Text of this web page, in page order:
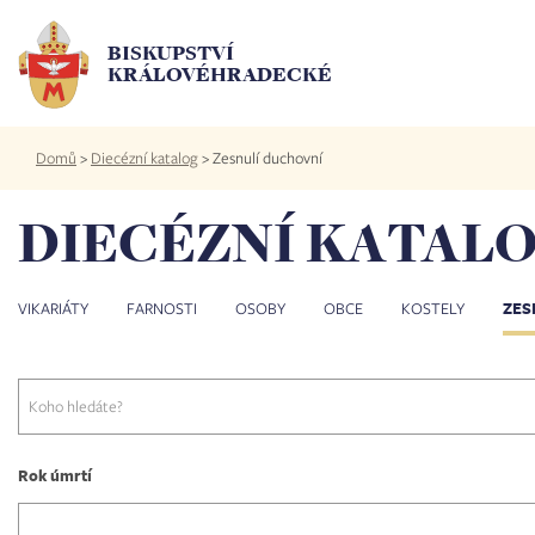
hlavnímu
obsahu
BISKUPSTVÍ
KRÁLOVÉHRADECKÉ
Drobečková
navigace
Domů > Diecézní katalog>Zesnulí duchovní
DIECÉZNÍ
VIKARIÁTY FARNOSTI OSOBY OBCE KOSTELY
Rok úmrtí